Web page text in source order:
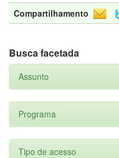
Compartilhamento
Busca facetada
Assunto
Programa
Tipo de acesso